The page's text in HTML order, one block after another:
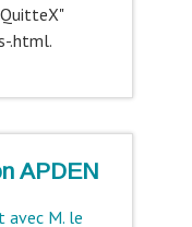
.html.
APDEN
avec M. le